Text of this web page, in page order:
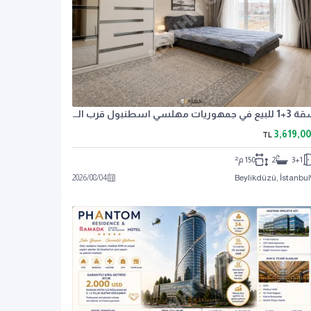
شقة 3+1 للبيع في جمهوريات مهلسي اسطنبول قرب المتروبوس بسعر مغري
TL
3+1
2
150 م²
Beylikdüzü, İstanbul
2026/08/04